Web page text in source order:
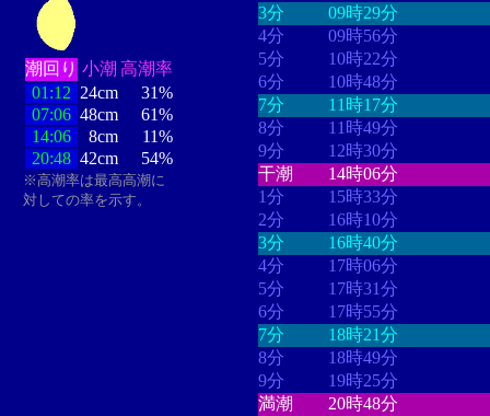
潮回り 小潮 高潮率
01:12 24cm
31%
07:06 48cm
61%
14:06
8cm
11%
20:48 42cm 54%
※高潮率は最高高潮に
対しての率を示す。
3分
09時29分
4分
09時56分
5分
10時22分
6分
10時48分
7分
11時17分
8分
11時49分
9分
12時30分
干潮
14時06分
1分
15時33分
2分
16時10分
3分
16時40分
4分
17時06分
5分
17時31分
6分
17時55分
7分
18時21分
8分
18時49分
9分
19時25分
満潮
20時48分